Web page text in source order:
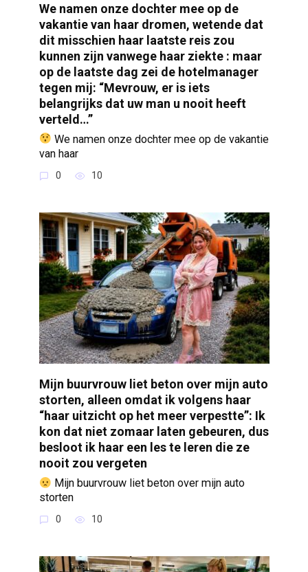
We namen onze dochter mee op de
vakantie van haar dromen, wetende dat
dit misschien haar laatste reis zou
kunnen zijn vanwege haar ziekte : maar
op de laatste dag zei de hotelmanager
tegen mij: “Mevrouw, er is iets
belangrijks dat uw man u nooit heeft
verteld…”
We namen onze dochter mee op de vakantie
van haar
0 10
Mijn buurvrouw liet beton over mijn auto
storten, alleen omdat ik volgens haar
“haar uitzicht op het meer verpestte”: Ik
kon dat niet zomaar laten gebeuren, dus
besloot ik haar een les te leren die ze
nooit zou vergeten
Mijn buurvrouw liet beton over mijn auto
storten
0 10